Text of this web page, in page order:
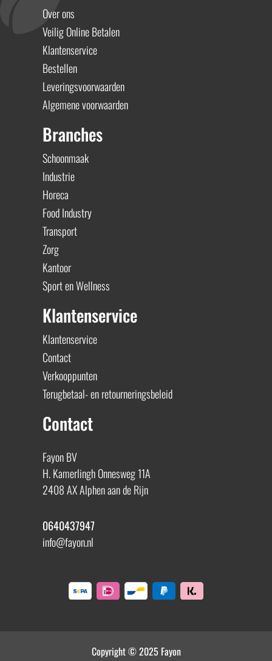
Over ons
Veilig Online Betalen
Klantenservice
Bestellen
Leveringsvoorwaarden
Algemene voorwaarden
Branches
Schoonmaak
Industrie
Horeca
Food Industry
Transport
Zorg
Kantoor
Sport en Wellness
Klantenservice
Klantenservice
Contact
Verkooppunten
Terugbetaal- en retourneringsbeleid
Contact
Fayon BV
H. Kamerlingh Onnesweg 11A
2408 AX Alphen aan de Rijn
0640437947
info@fayon.nl
Copyright © 2025 Fayon